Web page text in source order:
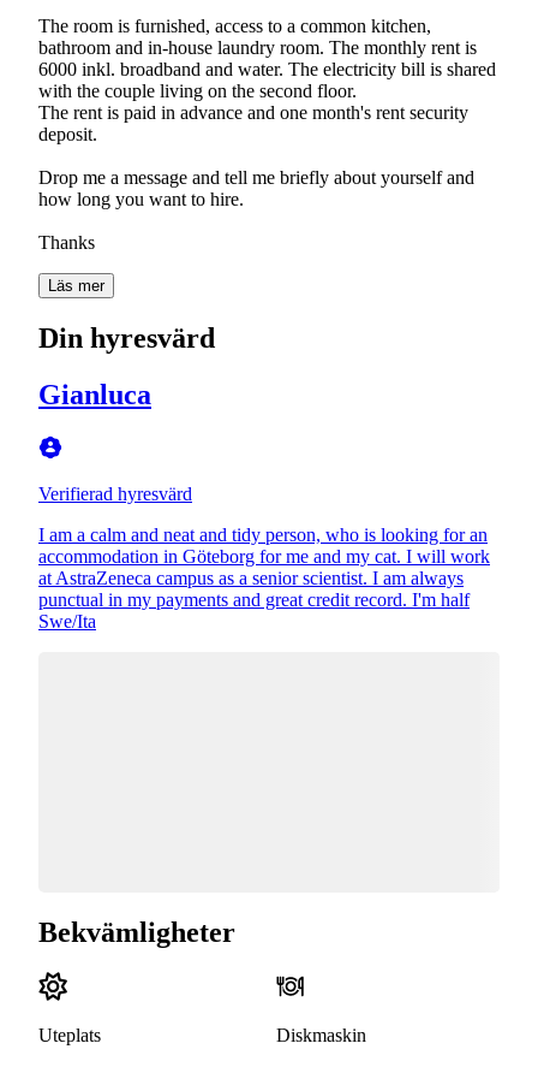
The room is furnished, access to a common kitchen,
bathroom and in-house laundry room. The monthly rent is
6000 inkl. broadband and water. The electricity bill is shared
with the couple living on the second floor.
The rent is paid in advance and one month's rent security
deposit.
Drop me a message and tell me briefly about yourself and
how long you want to hire.
Läs mer
Din hyresvärd
Gianluca
Verifierad hyresvärd
I am a calm and neat and tidy person, who is looking for an
accommodation in Göteborg for me and my cat. I will work
at AstraZeneca campus as a senior scientist. I am always
punctual in my payments and great credit record. I'm half
Swe/Ita
Bekvämligheter
Uteplats Diskmaskin